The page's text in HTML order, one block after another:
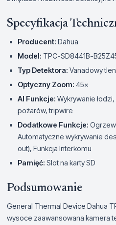
Specyfikacja
Producent: Dahua
Model: TPC-SD8441B-
Typ Detektora: Vanadowy
Optyczny Zoom: 45×
AI Funkcje: Wykrywanie
pożarów, tripwire
Dodatkowe Funkcje:
Automatyczne wykrywanie
out), Funkcja Interkomu
Pamięć: Slot na karty SD
Podsumowanie
General Thermal Device Dahua
wysoce zaawansowana kamera